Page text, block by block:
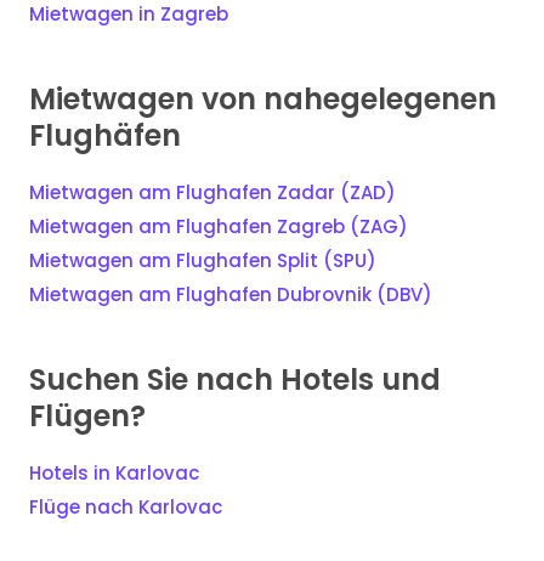
Mietwagen in Zagreb
Mietwagen von nahegelegenen
Flughäfen
Mietwagen am Flughafen Zadar (ZAD)
Mietwagen am Flughafen Zagreb (ZAG)
Mietwagen am Flughafen Split (SPU)
Mietwagen am Flughafen Dubrovnik (DBV)
Suchen Sie nach Hotels und
Flügen?
Hotels in Karlovac
Flüge nach Karlovac